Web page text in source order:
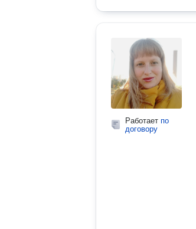
Работает по
договору